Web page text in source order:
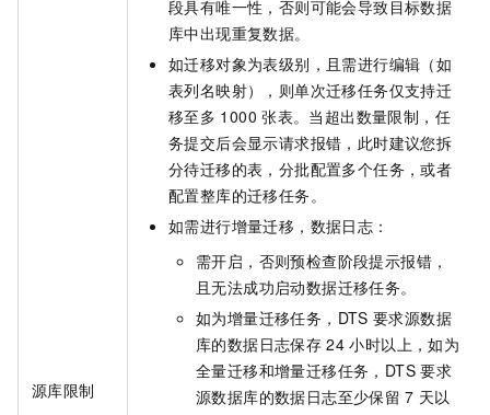
源库限制
段具有唯一性，否则可能会导致目标数据
库中出现重复数据。
如迁移对象为表级别，且需进行编辑（如
表列名映射），则单次迁移任务仅支持迁
移至多 1000 张表。当超出数量限制，任
务提交后会显示请求报错，此时建议您拆
分待迁移的表，分批配置多个任务，或者
配置整库的迁移任务。
如需进行增量迁移，数据日志：
需开启，否则预检查阶段提示报错，
且无法成功启动数据迁移任务。
如为增量迁移任务，DTS 要求源数据
库的数据日志保存 24 小时以上，如为
全量迁移和增量迁移任务，DTS 要求
源数据库的数据日志至少保留 7 天以